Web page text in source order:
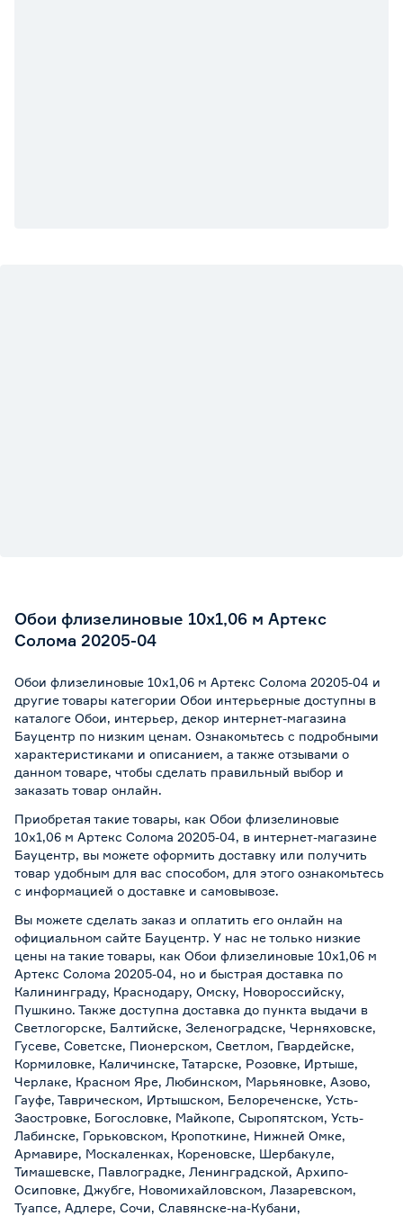
Обои флизелиновые 10х1,06 м Артекс
Солома 20205-04
Обои флизелиновые 10х1,06 м Артекс Солома 20205-04 и
другие товары категории Обои интерьерные доступны в
каталоге Обои, интерьер, декор интернет-магазина
Бауцентр по низким ценам. Ознакомьтесь с подробными
характеристиками и описанием, а также отзывами о
данном товаре, чтобы сделать правильный выбор и
заказать товар онлайн.
Приобретая такие товары, как Обои флизелиновые
10х1,06 м Артекс Солома 20205-04, в интернет-магазине
Бауцентр, вы можете оформить доставку или получить
товар удобным для вас способом, для этого ознакомьтесь
с информацией о доставке и самовывозе.
Вы можете сделать заказ и оплатить его онлайн на
официальном сайте Бауцентр. У нас не только низкие
цены на такие товары, как Обои флизелиновые 10х1,06 м
Артекс Солома 20205-04, но и быстрая доставка по
Калининграду, Краснодару, Омску, Новороссийску,
Пушкино. Также доступна доставка до пункта выдачи в
Светлогорске, Балтийске, Зеленоградске, Черняховске,
Гусеве, Советске, Пионерском, Светлом, Гвардейске,
Кормиловке, Каличинске, Татарске, Розовке, Иртыше,
Черлаке, Красном Яре, Любинском, Марьяновке, Азово,
Гауфе, Таврическом, Иртышском, Белореченске, Усть-
Заостровке, Богословке, Майкопе, Сыропятском, Усть-
Лабинске, Горьковском, Кропоткине, Нижней Омке,
Армавире, Москаленках, Кореновске, Шербакуле,
Тимашевске, Павлоградке, Ленинградской, Архипо-
Осиповке, Джубге, Новомихайловском, Лазаревском,
Туапсе, Адлере, Сочи, Славянске-на-Кубани,